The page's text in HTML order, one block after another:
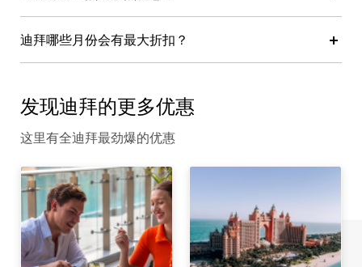
迪拜哪些月份会有最大折扣？
发现迪拜的更多优惠
这里有全迪拜最劲爆的优惠